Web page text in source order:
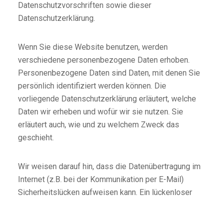
Datenschutzvorschriften sowie dieser
Datenschutzerklärung.
Wenn Sie diese Website benutzen, werden
verschiedene personenbezogene Daten erhoben.
Personenbezogene Daten sind Daten, mit denen Sie
persönlich identifiziert werden können. Die
vorliegende Datenschutzerklärung erläutert, welche
Daten wir erheben und wofür wir sie nutzen. Sie
erläutert auch, wie und zu welchem Zweck das
geschieht.
Wir weisen darauf hin, dass die Datenübertragung im
Internet (z.B. bei der Kommunikation per E-Mail)
Sicherheitslücken aufweisen kann. Ein lückenloser